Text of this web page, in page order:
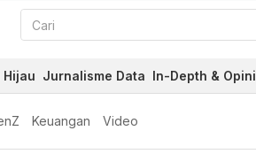
Hijau Jurnalisme Data In-Depth & Opini
Keuangan Video